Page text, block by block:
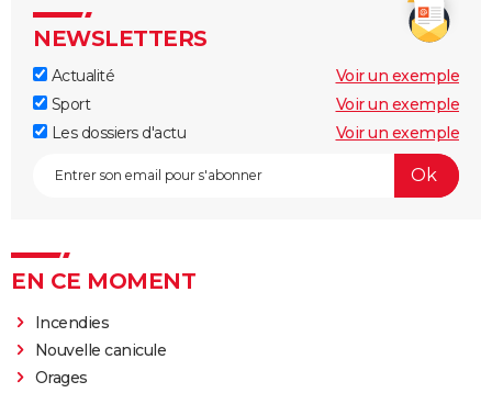
NEWSLETTERS
Actualité
Voir un exemple
Sport
Voir un exemple
Les dossiers d'actu
Voir un exemple
EN CE MOMENT
Incendies
Nouvelle canicule
Orages